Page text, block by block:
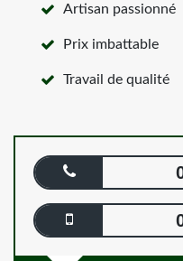
Artisan passionné
Prix imbattable
Travail de qualité